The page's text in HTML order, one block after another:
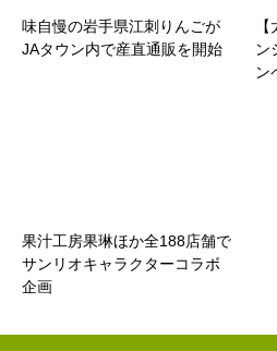
味自慢の岩手県江刺りんごが
JAタウン内で産直通販を開始
ン
ン
果汁工房果琳ほか全188店舗で
サンリオキャラクターコラボ
企画